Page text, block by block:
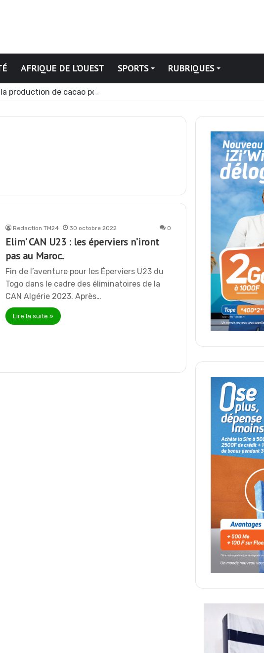
AFRIQUE DE L’OUEST SPORTS RUBRIQUES
production de cacao pour la campagne 2026-2027
Redaction TM24 30 octobre 2022 0
Elim’ CAN U23 : les éperviers n’iront
pas au Maroc.
Fin de l’aventure pour les Éperviers U23 du
Togo dans le cadre des éliminatoires de la
CAN Algérie 2023. Après…
Lire la suite »